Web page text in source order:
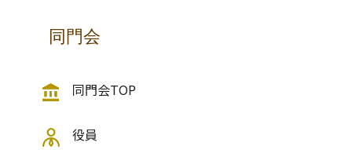
同門会
同門会TOP
役員